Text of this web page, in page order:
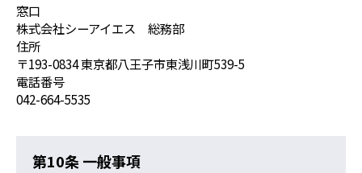
窓口
株式会社シーアイエス 総務部
住所
〒193-0834 東京都八王子市東浅川町539-5
電話番号
042-664-5535
第10条 一般事項